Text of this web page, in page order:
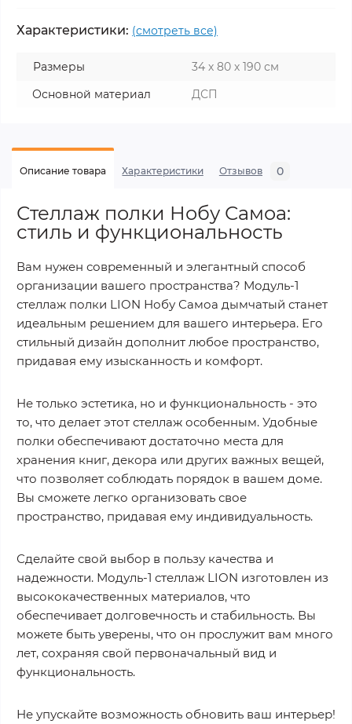
Характеристики: (смотреть все)
Размеры
34 х 80 х 190 см
Основной материал
ДСП
Описание товара Характеристики Отзывов 0
Стеллаж полки Нобу Самоа:
стиль и функциональность
Вам нужен современный и элегантный способ
организации вашего пространства? Модуль-1
стеллаж полки LION Нобу Самоа дымчатый станет
идеальным решением для вашего интерьера. Его
стильный дизайн дополнит любое пространство,
придавая ему изысканность и комфорт.
Не только эстетика, но и функциональность - это
то, что делает этот стеллаж особенным. Удобные
полки обеспечивают достаточно места для
хранения книг, декора или других важных вещей,
что позволяет соблюдать порядок в вашем доме.
Вы сможете легко организовать свое
пространство, придавая ему индивидуальность.
Сделайте свой выбор в пользу качества и
надежности. Модуль-1 стеллаж LION изготовлен из
высококачественных материалов, что
обеспечивает долговечность и стабильность. Вы
можете быть уверены, что он прослужит вам много
лет, сохраняя свой первоначальный вид и
функциональность.
Не упускайте возможность обновить ваш интерьер!